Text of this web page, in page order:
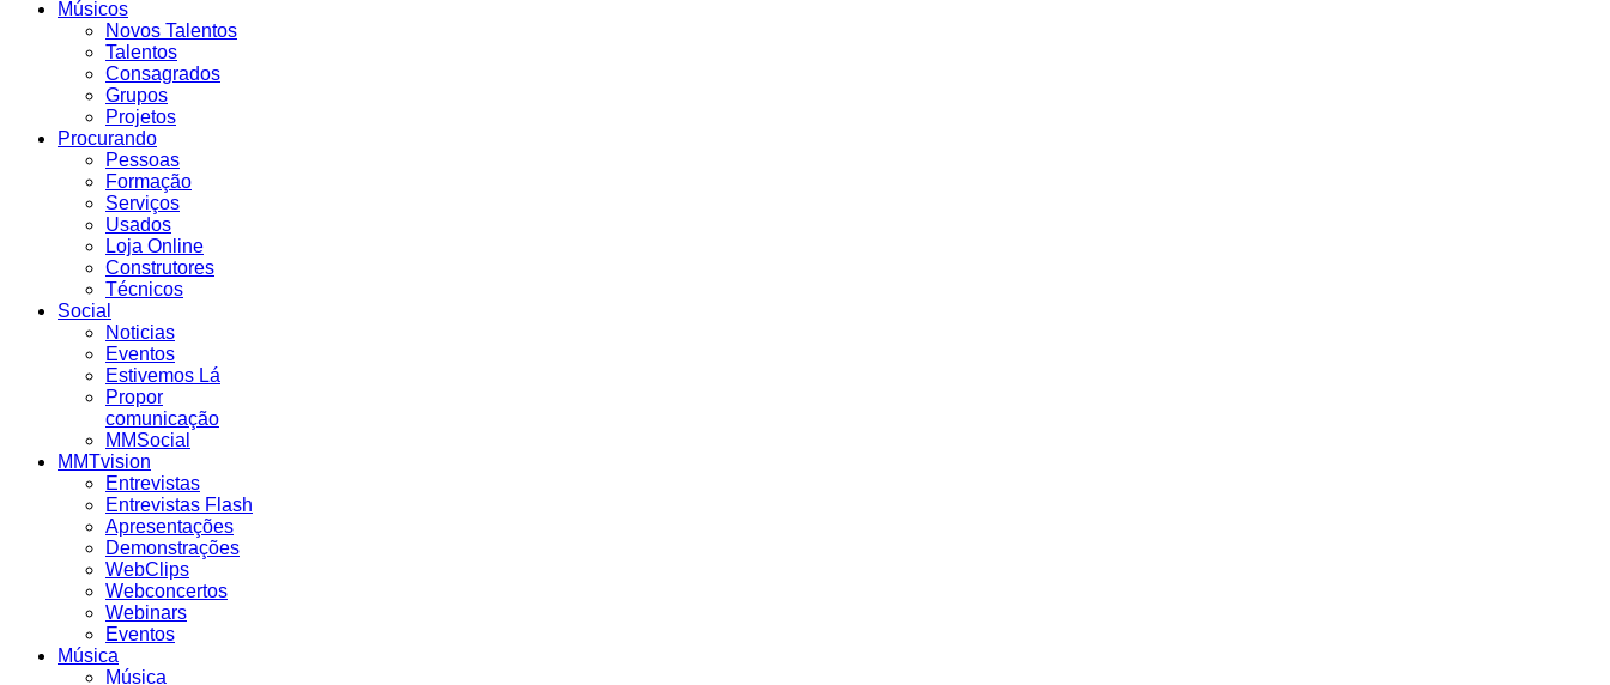
Músicos
Novos Talentos
Talentos
Consagrados
Grupos
Projetos
Procurando
Pessoas
Formação
Serviços
Usados
Loja Online
Construtores
Técnicos
Social
Noticias
Eventos
Estivemos Lá
Propor
comunicação
MMSocial
MMTvision
Entrevistas
Entrevistas Flash
Apresentações
Demonstrações
WebClips
Webconcertos
Webinars
Eventos
Música
Música